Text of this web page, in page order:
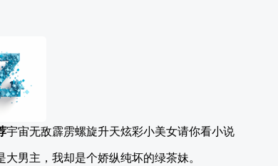
宇宙无敌霹雳螺旋升天炫彩小美女请你看小说
大男主，我却是个娇纵纯坏的绿茶妹。